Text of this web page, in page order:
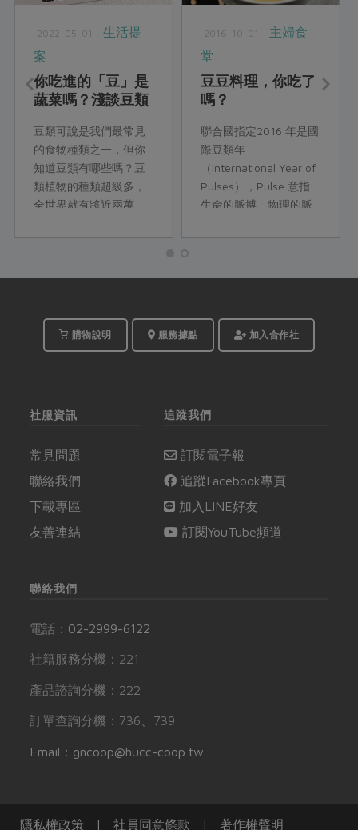
2022-05-01
生活提
案
你吃進的「豆」是
蔬菜嗎？淺談豆類
豆類可說是我們最常見
的食物種類之一，但你
知道豆類有哪些嗎？豆
類植物的種類超級多，
全世界就有將近兩萬
菜食用，有的則是因為
來提取油脂供應食用或
豆，其實營養成分卻是
大有區別呢。
2016-10-01
主婦食
堂
豆豆料理，你吃了
嗎？
聯合國指定2016 年是國
際豆類年
（International Year of
Pulses），Pulse 意指
生命的脈搏、物理的脈
意。豆子種類多且曬乾
東、...
購物說明 服務據點 加入合作社
社服資訊
常見問題
聯絡我們
下載專區
友善連結
追蹤我們
訂閱電子報
追蹤Facebook專頁
加入LINE好友
訂閱YouTube頻道
聯絡我們
電話： 02-2999-6122
社籍服務分機：221
產品諮詢分機：222
訂單查詢分機：736、739
Email：gncoop@hucc-coop.tw
隱私權政策 | 社員同意條款 | 著作權聲明